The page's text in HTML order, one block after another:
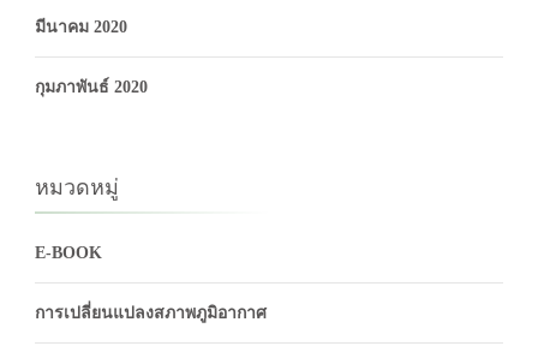
มีนาคม 2020
กุมภาพันธ์ 2020
หมวดหมู่
E-BOOK
การเปลี่ยนแปลงสภาพภูมิอากาศ